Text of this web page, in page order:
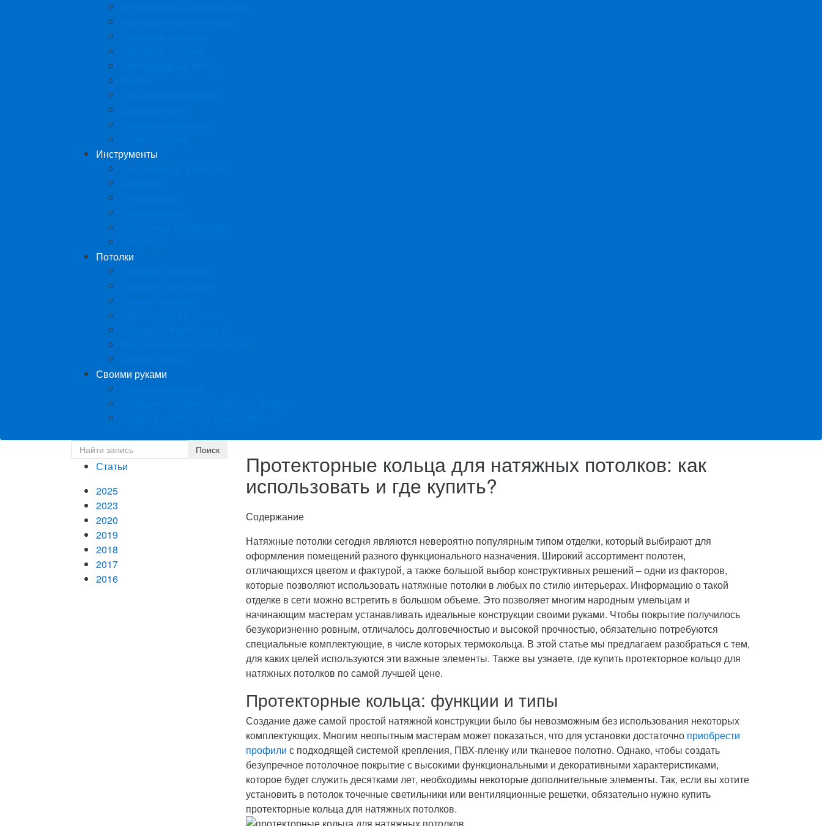
Инструменты
Потолки
Своими руками
Статьи
2025
2023
2020
2019
2018
2017
2016
Протекторные кольца для натяжных потолков: как
использовать и где купить?
Содержание
Натяжные потолки сегодня являются невероятно популярным типом отделки, который выбирают для
оформления помещений разного функционального назначения. Широкий ассортимент полотен,
отличающихся цветом и фактурой, а также большой выбор конструктивных решений – одни из факторов,
которые позволяют использовать натяжные потолки в любых по стилю интерьерах. Информацию о такой
отделке в сети можно встретить в большом объеме. Это позволяет многим народным умельцам и
начинающим мастерам устанавливать идеальные конструкции своими руками. Чтобы покрытие получилось
безукоризненно ровным, отличалось долговечностью и высокой прочностью, обязательно потребуются
специальные комплектующие, в числе которых термокольца. В этой статье мы предлагаем разобраться с тем,
для каких целей используются эти важные элементы. Также вы узнаете, где купить протекторное кольцо для
натяжных потолков по самой лучшей цене.
Протекторные кольца: функции и типы
Создание даже самой простой натяжной конструкции было бы невозможным без использования некоторых
комплектующих. Многим неопытным мастерам может показаться, что для установки достаточно приобрести
профили с подходящей системой крепления, ПВХ-пленку или тканевое полотно. Однако, чтобы создать
безупречное потолочное покрытие с высокими функциональными и декоративными характеристиками,
которое будет служить десятками лет, необходимы некоторые дополнительные элементы. Так, если вы хотите
установить в потолок точечные светильники или вентиляционные решетки, обязательно нужно купить
протекторные кольца для натяжных потолков.